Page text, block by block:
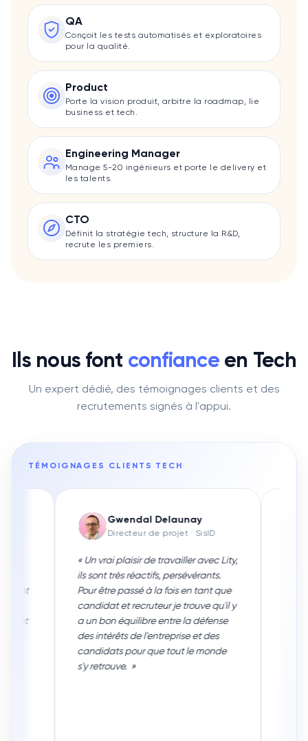
QA
Conçoit les tests automatisés et exploratoires
pour la qualité.
Product
Porte la vision produit, arbitre la roadmap, lie
business et tech.
Engineering Manager
Manage 5-20 ingénieurs et porte le delivery et
les talents.
CTO
Définit la stratégie tech, structure la R&D,
recrute les premiers.
Ils nous font confianceen Tech
Un expert dédié, des témoignages clients et des
recrutements signés à l'appui.
TÉMOIGNAGES CLIENTS TECH
de travailler avec Lity,
persévérants.
à la fois en tant que
je trouve qu'il y
entre la défense
l'entreprise et des
que tout le monde
Nitsan Seniak
CTO · Mee6
«Super compétents et réactifs,
sympas en plus, le premier cabinet
auquel je m’adresse quand j’ai un
recrutement à faire.»